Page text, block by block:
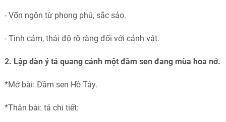
- Vốn ngôn từ phong phú, sắc sảo.
- Tình cảm, thái độ rõ ràng đối với cảnh vật.
2. Lập dàn ý tả quang cảnh một đầm sen đang mùa hoa nở.
*Mở bài: Đầm sen Hồ Tây.
*Thân bài: tả chi tiết: